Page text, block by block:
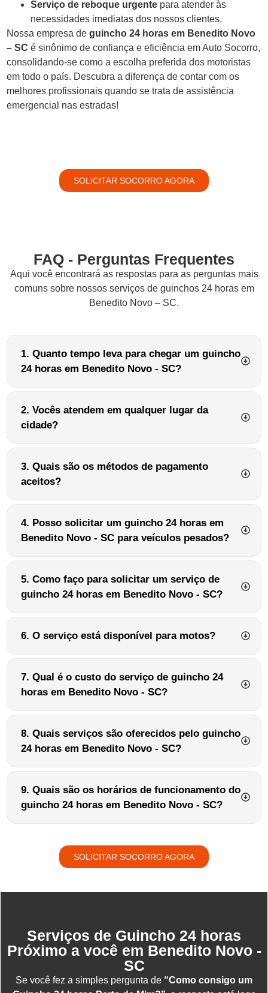
Serviço de reboque urgente para atender às
necessidades imediatas dos nossos clientes.
Nossa empresa de guincho 24 horas em Benedito Novo
– SC é sinônimo de confiança e eficiência em Auto Socorro,
consolidando-se como a escolha preferida dos motoristas
em todo o país. Descubra a diferença de contar com os
melhores profissionais quando se trata de assistência
emergencial nas estradas!
SOLICITAR SOCORRO AGORA
FAQ - Perguntas Frequentes
Aqui você encontrará as respostas para as perguntas mais
comuns sobre nossos serviços de guinchos 24 horas em
Benedito Novo – SC.
1. Quanto tempo leva para chegar um guincho
24 horas em Benedito Novo - SC?
2. Vocês atendem em qualquer lugar da
cidade?
3. Quais são os métodos de pagamento
aceitos?
4. Posso solicitar um guincho 24 horas em
Benedito Novo - SC para veículos pesados?
5. Como faço para solicitar um serviço de
guincho 24 horas em Benedito Novo - SC?
6. O serviço está disponível para motos?
7. Qual é o custo do serviço de guincho 24
horas em Benedito Novo - SC?
8. Quais serviços são oferecidos pelo guincho
24 horas em Benedito Novo - SC?
9. Quais são os horários de funcionamento do
guincho 24 horas em Benedito Novo - SC?
SOLICITAR SOCORRO AGORA
Serviços de Guincho 24 horas
Próximo a você em Benedito Novo -
SC
Se você fez a simples pergunta de “Como consigo um